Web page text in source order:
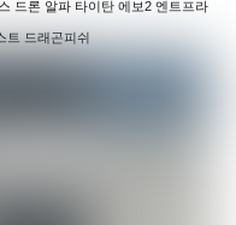
드론 알파 타이탄 에보2 엔트프라
트 드래곤피쉬